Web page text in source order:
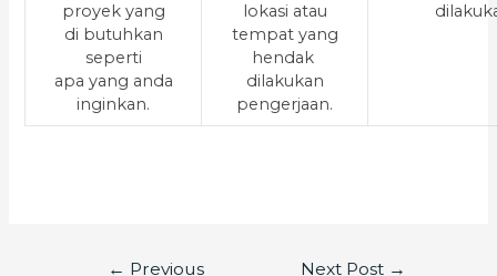
proyek yang
di butuhkan
seperti
apa yang anda
inginkan.
lokasi atau
tempat yang
hendak
dilakukan
pengerjaan.
← Previous
Next Post →